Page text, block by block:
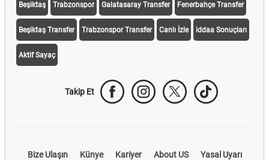
Beşiktaş Trabzonspor Galatasaray Transfer Fenerbahçe Transfer
Beşiktaş Transfer Trabzonspor Transfer Canlı İzle iddaa Sonuçları
Aktif Sayaç
Takip Et
Bize Ulaşın Künye Kariyer About US Yasal Uyarı